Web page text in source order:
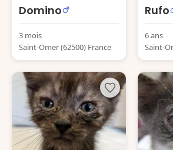
Domino
3 mois
Saint-Omer (62500) France
Rufo
6 ans
Saint-